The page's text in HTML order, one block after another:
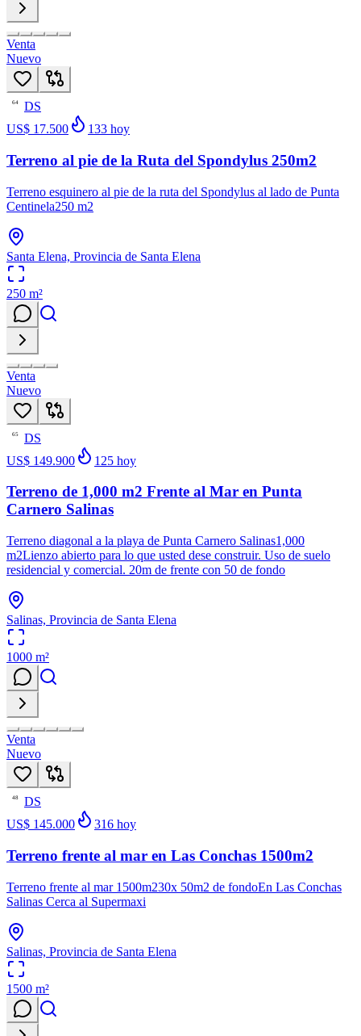
Venta
Nuevo
64
DS
US$ 17.500
133 hoy
Terreno al pie de la Ruta del Spondylus 250m2
Terreno esquinero al pie de la ruta del Spondylus al lado de Punta
Centinela250 m2
Santa Elena, Provincia de Santa Elena
250 m²
Venta
Nuevo
65
DS
US$ 149.900
125 hoy
Terreno de 1,000 m2 Frente al Mar en Punta
Carnero Salinas
Terreno diagonal a la playa de Punta Carnero Salinas1,000
m2Lienzo abierto para lo que usted dese construir. Uso de suelo
residencial y comercial. 20m de frente con 50 de fondo
Salinas, Provincia de Santa Elena
1000 m²
Venta
Nuevo
48
DS
US$ 145.000
316 hoy
Terreno frente al mar en Las Conchas 1500m2
Terreno frente al mar 1500m230x 50m2 de fondoEn Las Conchas
Salinas Cerca al Supermaxi
Salinas, Provincia de Santa Elena
1500 m²